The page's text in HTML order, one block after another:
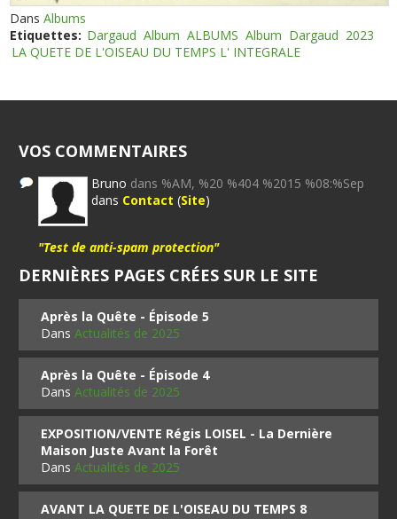
DansAlbums
Etiquettes: Dargaud Album ALBUMS Album Dargaud 2023
LA QUETE DE L'OISEAU DU TEMPS L' INTEGRALE
VOS COMMENTAIRES
Bruno dans %AM, %20 %404 %2015 %08:%Sep
dans Contact (Site)
"Test de anti-spam protection"
DERNIÈRES PAGES CRÉES SUR LE SITE
Après la Quête - Épisode 5
DansActualités de 2025
Après la Quête - Épisode 4
DansActualités de 2025
EXPOSITION/VENTE Régis LOISEL - La Dernière
Maison Juste Avant la Forêt
DansActualités de 2025
AVANT LA QUETE DE L'OISEAU DU TEMPS 8